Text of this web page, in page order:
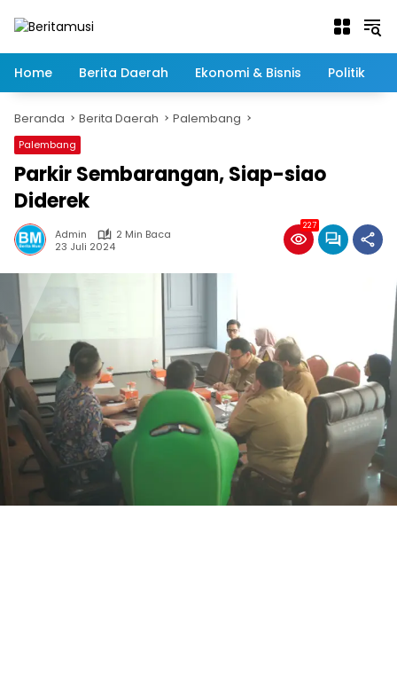
Home
Berita Daerah Ekonomi & Bisnis Politik
Beranda Berita Daerah Palembang
Palembang
Parkir Sembarangan, Siap-siao
Diderek
Admin
2 Min Baca
23 Juli 2024
227